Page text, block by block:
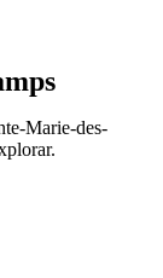
Marie-des-